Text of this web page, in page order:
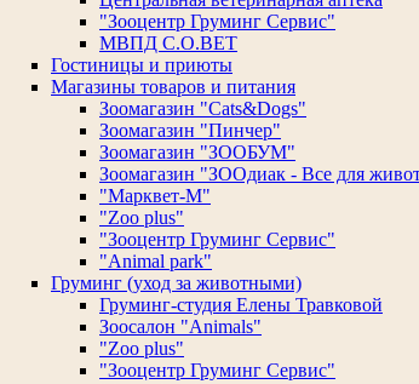
"Зооцентр Груминг Сервис"
МВПД С.О.ВЕТ
Гостиницы и приюты
Магазины товаров и питания
Зоомагазин "Cats&Dogs"
Зоомагазин "Пинчер"
Зоомагазин "ЗООБУМ"
Зоомагазин "ЗООдиак - Все для
"Марквет-М"
"Zoo plus"
"Зооцентр Груминг Сервис"
"Animal park"
Груминг (уход за животными)
Груминг-студия Елены Травковой
Зоосалон "Animals"
"Zoo plus"
"Зооцентр Груминг Сервис"